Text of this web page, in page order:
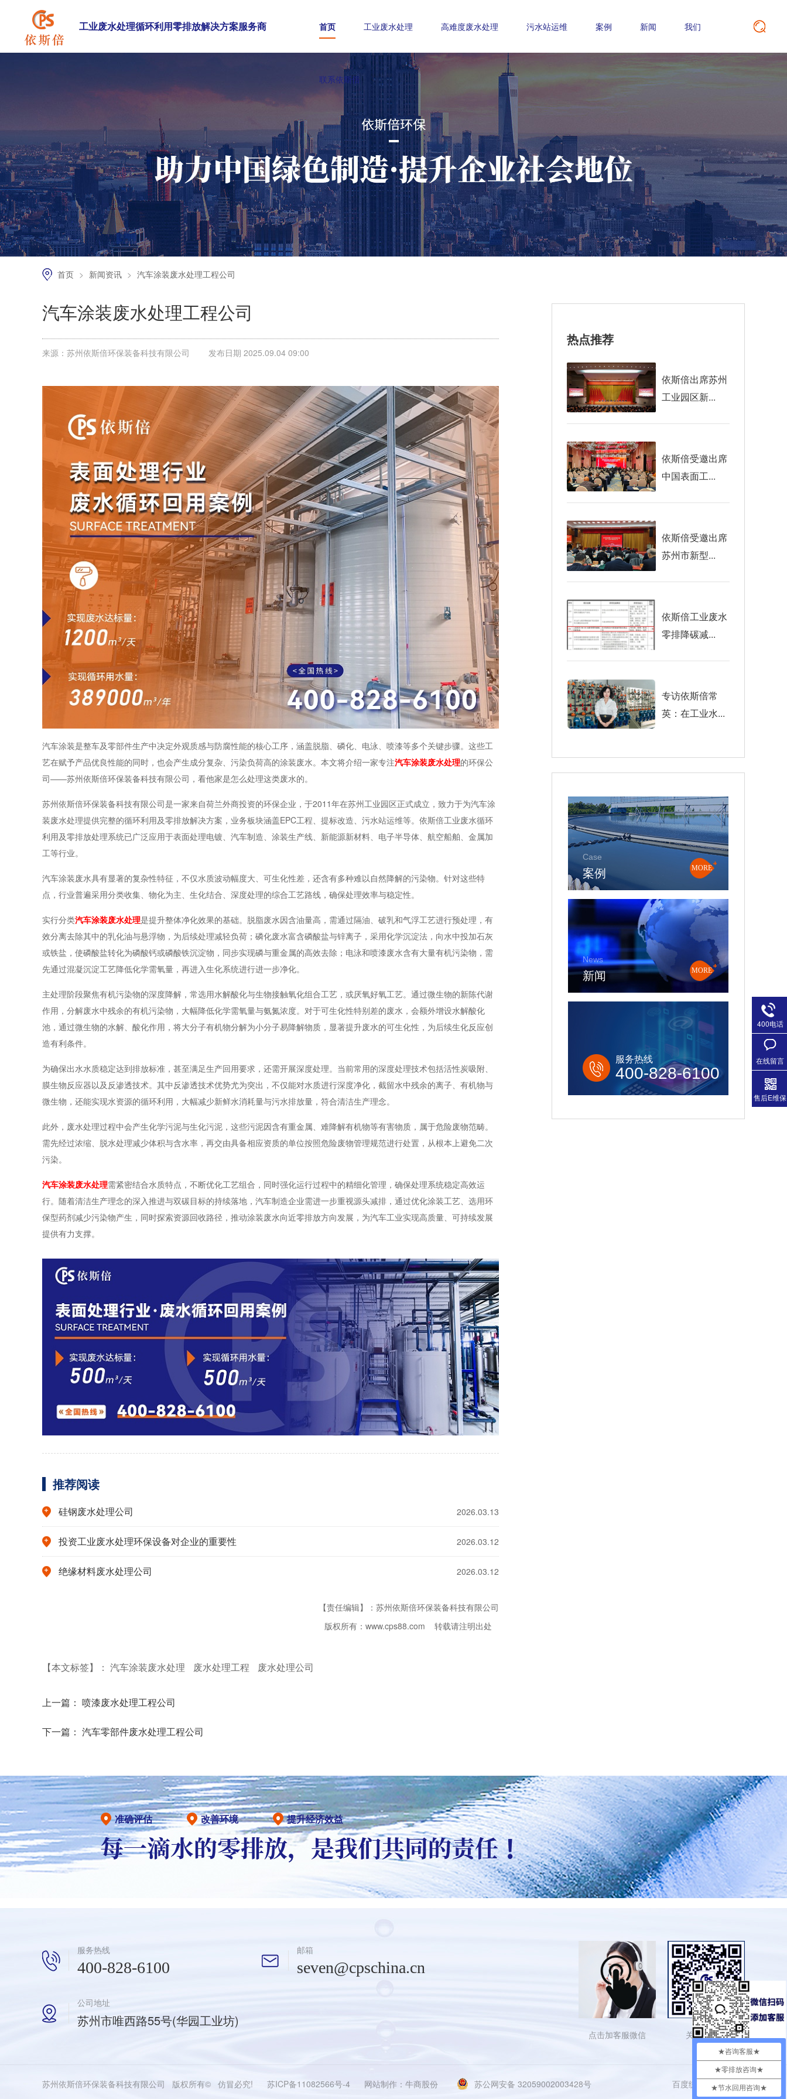
工业废水处理循环利用零排放解决方案服务商 首页 工业废水处理 高难度废水处理 污水站运维 案例 新闻 我们
联系依斯倍
首页 > 新闻资讯 > 汽车涂装废水处理工程公司
汽车涂装废水处理工程公司
来源：苏州依斯倍环保装备科技有限公司 发布日期 2025.09.04 09:00
汽车涂装是整车及零部件生产中决定外观质感与防腐性能的核心工序，涵盖脱脂、磷化、电泳、喷漆等多个关键步骤。这些工
艺在赋予产品优良性能的同时，也会产生成分复杂、污染负荷高的涂装废水。本文将介绍一家专注汽车涂装废水处理的环保公
司——苏州依斯倍环保装备科技有限公司，看他家是怎么处理这类废水的。
苏州依斯倍环保装备科技有限公司是一家来自荷兰外商投资的环保企业，于2011年在苏州工业园区正式成立，致力于为汽车涂
装废水处理提供完整的循环利用及零排放解决方案，业务板块涵盖EPC工程、提标改造、污水站运维等。依斯倍工业废水循环
利用及零排放处理系统已广泛应用于表面处理电镀、汽车制造、涂装生产线、新能源新材料、电子半导体、航空船舶、金属加
工等行业。
汽车涂装废水具有显著的复杂性特征，不仅水质波动幅度大、可生化性差，还含有多种难以自然降解的污染物。针对这些特
点，行业普遍采用分类收集、物化为主、生化结合、深度处理的综合工艺路线，确保处理效率与稳定性。
实行分类汽车涂装废水处理是提升整体净化效果的基础。脱脂废水因含油量高，需通过隔油、破乳和气浮工艺进行预处理，有
效分离去除其中的乳化油与悬浮物，为后续处理减轻负荷；磷化废水富含磷酸盐与锌离子，采用化学沉淀法，向水中投加石灰
或铁盐，使磷酸盐转化为磷酸钙或磷酸铁沉淀物，同步实现磷与重金属的高效去除；电泳和喷漆废水含有大量有机污染物，需
先通过混凝沉淀工艺降低化学需氧量，再进入生化系统进行进一步净化。
主处理阶段聚焦有机污染物的深度降解，常选用水解酸化与生物接触氧化组合工艺，或厌氧好氧工艺。通过微生物的新陈代谢
作用，分解废水中残余的有机污染物，大幅降低化学需氧量与氨氮浓度。对于可生化性特别差的废水，会额外增设水解酸化
池，通过微生物的水解、酸化作用，将大分子有机物分解为小分子易降解物质，显著提升废水的可生化性，为后续生化反应创
造有利条件。
为确保出水水质稳定达到排放标准，甚至满足生产回用要求，还需开展深度处理。当前常用的深度处理技术包括活性炭吸附、
膜生物反应器以及反渗透技术。其中反渗透技术优势尤为突出，不仅能对水质进行深度净化，截留水中残余的离子、有机物与
微生物，还能实现水资源的循环利用，大幅减少新鲜水消耗量与污水排放量，符合清洁生产理念。
此外，废水处理过程中会产生化学污泥与生化污泥，这些污泥因含有重金属、难降解有机物等有害物质，属于危险废物范畴。
需先经过浓缩、脱水处理减少体积与含水率，再交由具备相应资质的单位按照危险废物管理规范进行处置，从根本上避免二次
污染。
汽车涂装废水处理需紧密结合水质特点，不断优化工艺组合，同时强化运行过程中的精细化管理，确保处理系统稳定高效运
行。随着清洁生产理念的深入推进与双碳目标的持续落地，汽车制造企业需进一步重视源头减排，通过优化涂装工艺、选用环
保型药剂减少污染物产生，同时探索资源回收路径，推动涂装废水向近零排放方向发展，为汽车工业实现高质量、可持续发展
提供有力支撑。
推荐阅读
2026.03.13
硅钢废水处理公司
2026.03.12
投资工业废水处理环保设备对企业的重要性
2026.03.12
绝缘材料废水处理公司
【责任编辑】：苏州依斯倍环保装备科技有限公司
版权所有：www.cps88.com 转载请注明出处
【本文标签】： 汽车涂装废水处理 废水处理工程 废水处理公司
上一篇： 喷漆废水处理工程公司
下一篇： 汽车零部件废水处理工程公司
热点推荐
依斯倍出席苏州
工业园区新...
依斯倍受邀出席
中国表面工...
依斯倍受邀出席
苏州市新型...
依斯倍工业废水
零排降碳减...
专访依斯倍常
英：在工业水...
Case
案例 MORE
News
新闻 MORE
服务热线
400-828-6100
准确评估 改善环境 提升经济效益
服务热线
400-828-6100
邮箱
seven@cpschina.cn
公司地址
苏州市唯西路55号(华园工业坊)
点击加客服微信 关注依斯倍
苏州依斯倍环保装备科技有限公司 版权所有© 仿冒必究! 苏ICP备11082566号-4 网站制作：牛商股份 苏公网安备 32059002003428号 百度统计网站地图
400电话
在线留言
售后E维保
★咨询客服★
★零排放咨询★
★节水回用咨询★